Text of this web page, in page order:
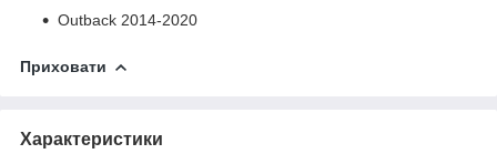
Outback 2014-2020
Приховати
Характеристики